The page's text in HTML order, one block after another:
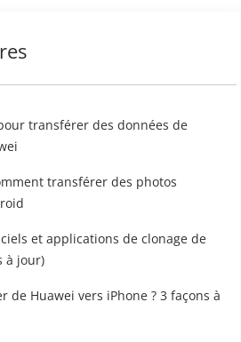
transférer des données de
transférer des photos
et applications de clonage de
à jour)
de Huawei vers iPhone ? 3 façons à